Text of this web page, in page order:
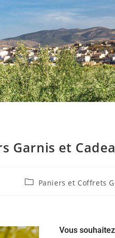
Garnis et
Paniers et Coffrets
Vous